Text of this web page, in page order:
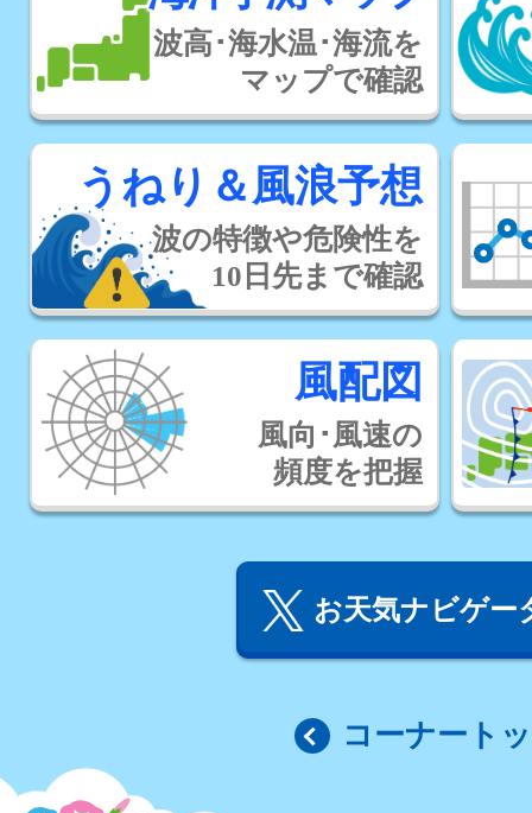
波高･海水温･海流を
マップで確認
うねり＆風浪予想
波の特徴や危険性を
10日先まで確認
風配図
風向･風速の
頻度を把握
お天気ナビゲー
コーナート